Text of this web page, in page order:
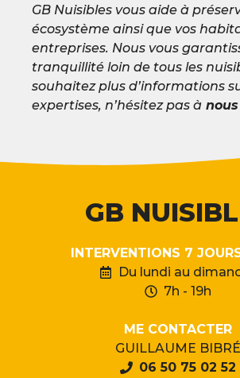
GB Nuisibles vous aide à
écosystème ainsi que vos
entreprises. Nous vous
tranquillité loin de tous les
souhaitez plus d’informations
expertises, n’hésitez pas à
GB
INTERVENTIONS 7
Du lundi au
7h - 19h
ME CONTACTER
GUILLAUME BIBRÉ
06 50 75 02 52